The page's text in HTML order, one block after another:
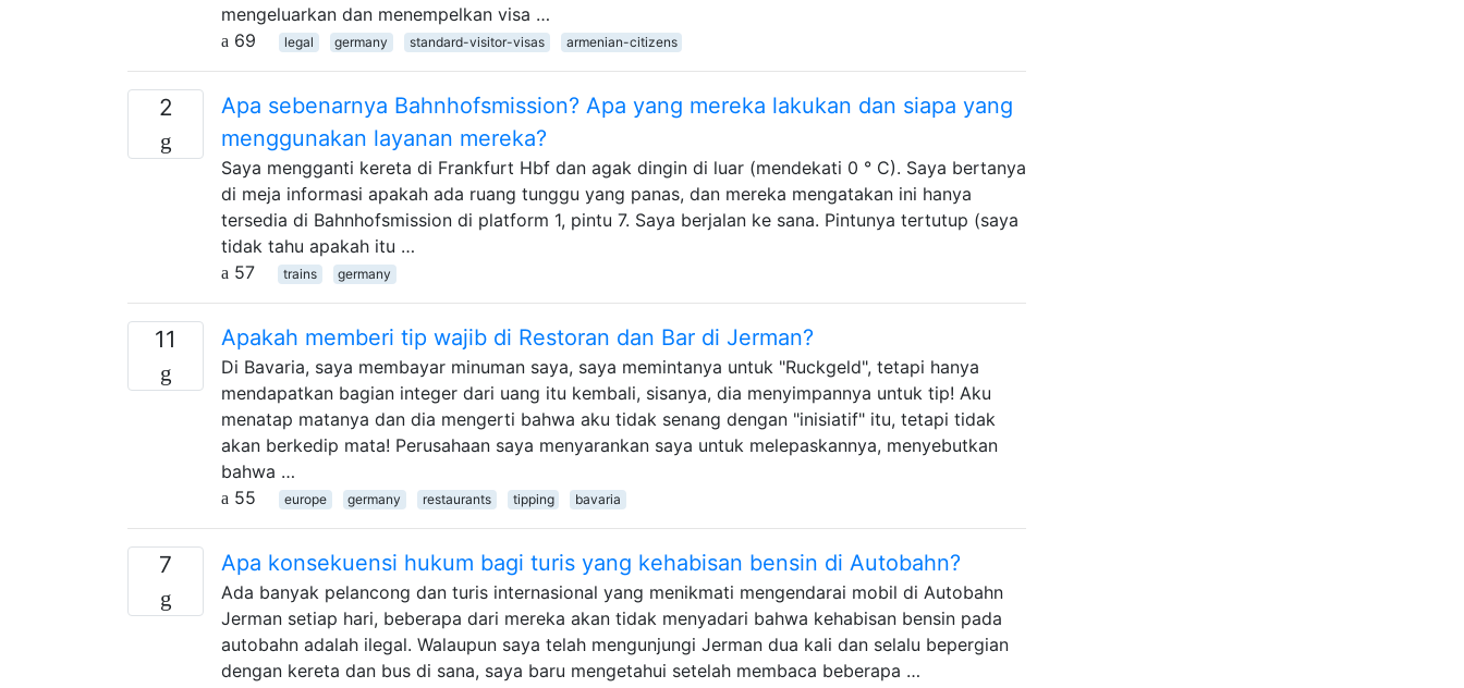
mengeluarkan dan menempelkan visa …
69
legal germany standard-visitor-visas armenian-citizens
2
Apa sebenarnya Bahnhofsmission? Apa yang mereka lakukan dan siapa yang
menggunakan layanan mereka?
Saya mengganti kereta di Frankfurt Hbf dan agak dingin di luar (mendekati 0 ° C). Saya bertanya
di meja informasi apakah ada ruang tunggu yang panas, dan mereka mengatakan ini hanya
tersedia di Bahnhofsmission di platform 1, pintu 7. Saya berjalan ke sana. Pintunya tertutup (saya
tidak tahu apakah itu …
57
trains germany
11 Apakah memberi tip wajib di Restoran dan Bar di Jerman?
Di Bavaria, saya membayar minuman saya, saya memintanya untuk "Ruckgeld", tetapi hanya
mendapatkan bagian integer dari uang itu kembali, sisanya, dia menyimpannya untuk tip! Aku
menatap matanya dan dia mengerti bahwa aku tidak senang dengan "inisiatif" itu, tetapi tidak
akan berkedip mata! Perusahaan saya menyarankan saya untuk melepaskannya, menyebutkan
bahwa …
55
europe germany restaurants tipping bavaria
7 Apa konsekuensi hukum bagi turis yang kehabisan bensin di Autobahn?
Ada banyak pelancong dan turis internasional yang menikmati mengendarai mobil di Autobahn
Jerman setiap hari, beberapa dari mereka akan tidak menyadari bahwa kehabisan bensin pada
autobahn adalah ilegal. Walaupun saya telah mengunjungi Jerman dua kali dan selalu bepergian
dengan kereta dan bus di sana, saya baru mengetahui setelah membaca beberapa …